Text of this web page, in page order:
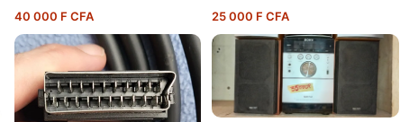
40 000 F CFA 25 000 F CFA